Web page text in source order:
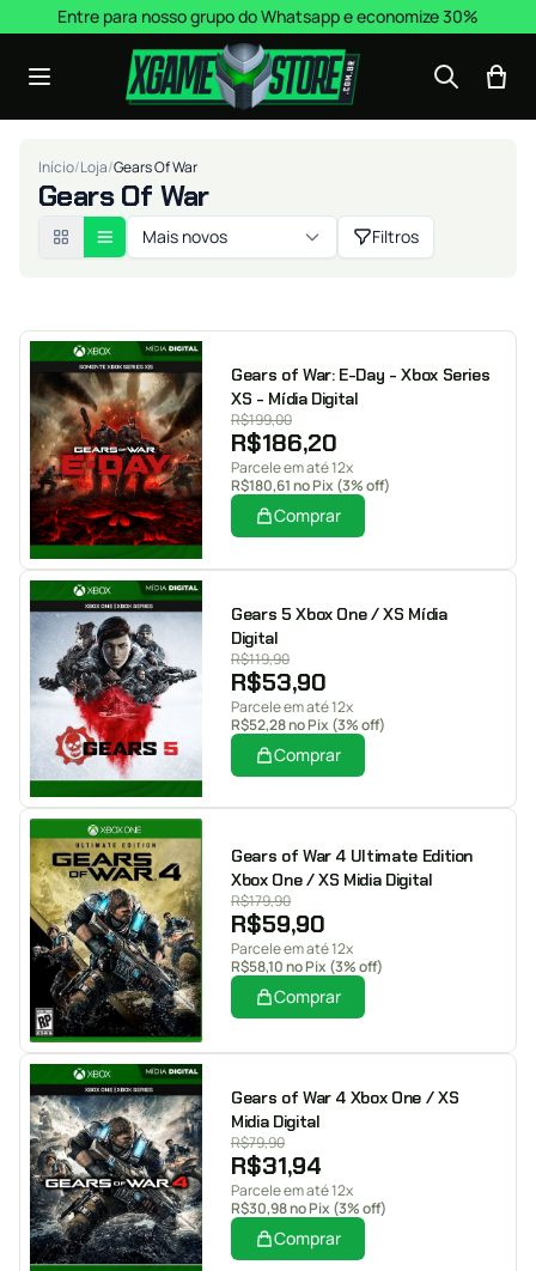
Pular para o conteúdo
Entre para nosso grupo do Whatsapp e economize 30%
Início/Loja/Gears Of War
Gears Of War
Mais novos Filtros
Gears of War: E-Day - Xbox Series
XS - Mídia Digital
R$199,00
R$186,20
Parcele em até 12x
R$180,61no Pix (3% off)
Comprar
Gears 5 Xbox One / XS Mídia
Digital
R$119,90
R$53,90
Parcele em até 12x
R$52,28no Pix (3% off)
Comprar
Gears of War 4 Ultimate Edition
Xbox One / XS Midia Digital
R$179,90
R$59,90
Parcele em até 12x
R$58,10no Pix (3% off)
Comprar
Gears of War 4 Xbox One / XS
Midia Digital
R$79,90
R$31,94
Parcele em até 12x
R$30,98no Pix (3% off)
Comprar